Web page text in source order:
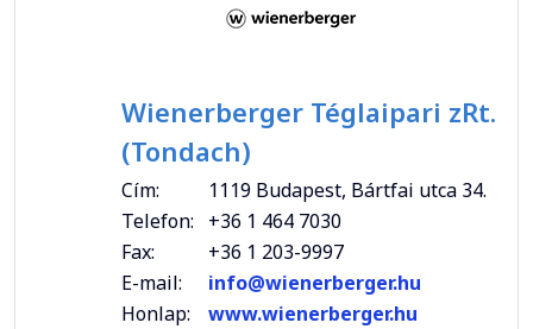
Wienerberger Téglaipari zRt.
(Tondach)
Cím:
1119 Budapest, Bártfai utca 34.
Telefon:
+36 1 464 7030
Fax:
+36 1 203-9997
E-mail:
info@wienerberger.hu
Honlap:
www.wienerberger.hu